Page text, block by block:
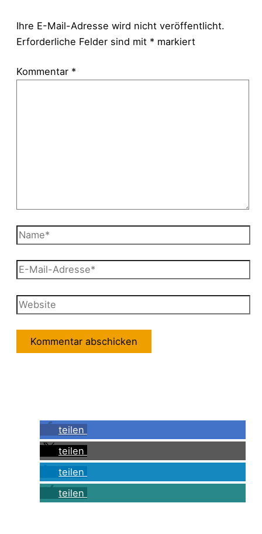
Ihre E-Mail-Adresse wird nicht veröffentlicht.
Erforderliche Felder sind mit * markiert
Kommentar *
teilen
teilen
teilen
teilen